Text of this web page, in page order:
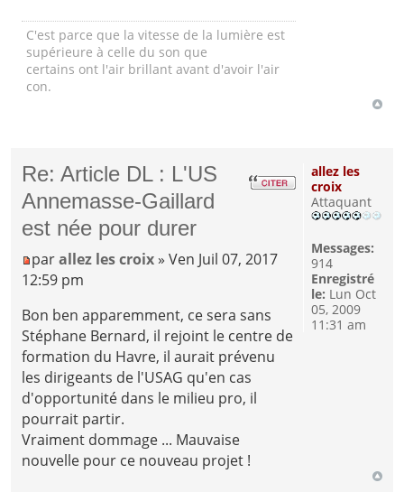
C'est parce que la vitesse de la lumière est
supérieure à celle du son que
certains ont l'air brillant avant d'avoir l'air
con.
Re: Article DL : L'US
Annemasse-Gaillard
est née pour durer
parallez les croix » Ven Juil 07, 2017
12:59 pm
Bon ben apparemment, ce sera sans
Stéphane Bernard, il rejoint le centre de
formation du Havre, il aurait prévenu
les dirigeants de l'USAG qu'en cas
d'opportunité dans le milieu pro, il
pourrait partir.
Vraiment dommage ... Mauvaise
nouvelle pour ce nouveau projet !
allez les
croix
Attaquant
Messages:
914
Enregistré
le: Lun Oct
05, 2009
11:31 am